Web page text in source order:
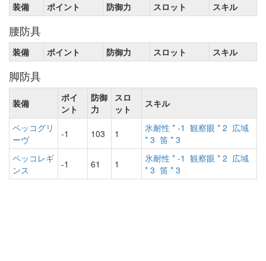
装備 ポイント 防御力 スロット スキル
腰防具
装備 ポイント 防御力 スロット スキル
脚防具
装備
ポイ
ント
防御
力
スロ
ット
スキル
ペッコグリ
ーヴ
-1 103 1 氷耐性 * -1 観察眼 * 2 広域
* 3 笛 * 3
ペッコレギ
ンス
-1 61 1 氷耐性 * -1 観察眼 * 2 広域
* 3 笛 * 3